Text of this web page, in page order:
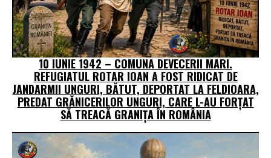
10 IUNIE 1942 – COMUNA DEVECERII MARI.
REFUGIATUL ROTAR IOAN A FOST RIDICAT DE
JANDARMII UNGURI, BĂTUT, DEPORTAT LA FELDIOARA,
PREDAT GRĂNICERILOR UNGURI, CARE L-AU FORȚAT
SĂ TREACĂ GRANIȚA ÎN ROMÂNIA